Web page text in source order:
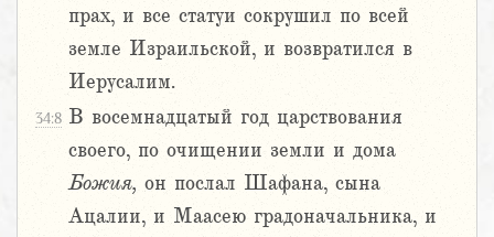
прах, и все статуи сокрушил по всей
земле Израильской, и возвратился в
Иерусалим.
34:8 В восемнадцатый год царствования
своего, по очищении земли и дома
Божия, он послал Шафана, сына
Ацалии, и Маасею градоначальника, и